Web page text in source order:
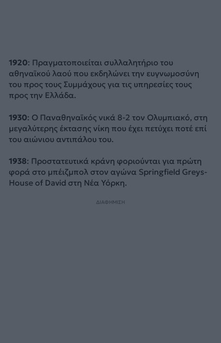
1920: Πραγματοποιείται συλλαλητήριο του
αθηναϊκού λαού που εκδηλώνει την ευγνωμοσύνη
του προς τους Συμμάχους για τις υπηρεσίες τους
προς την Ελλάδα.
1930: Ο Παναθηναϊκός νικά 8-2 τον Ολυμπιακό, στη
μεγαλύτερης έκτασης νίκη που έχει πετύχει ποτέ επί
του αιώνιου αντιπάλου του.
1938: Προστατευτικά κράνη φοριούνται για πρώτη
φορά στο μπέιζμπολ στον αγώνα Springfield Greys-
House of David στη Νέα Υόρκη.
ΔΙΑΦΗΜΙΣΗ